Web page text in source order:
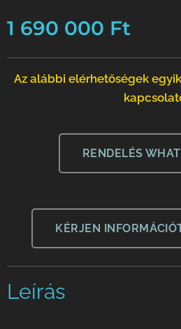
1 690 000 Ft
Az alábbi elérhetőségek
RENDELÉS
KÉRJEN
Leírás